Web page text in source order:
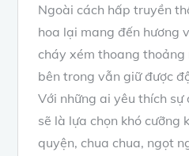
Ngoài cách hấp truyền
hoa lại mang đến hương
cháy xém thoang
bên trong vẫn giữ được
Với những ai yêu thích
sẽ là lựa chọn khó cưỡng
quyện, chua chua, ngọt